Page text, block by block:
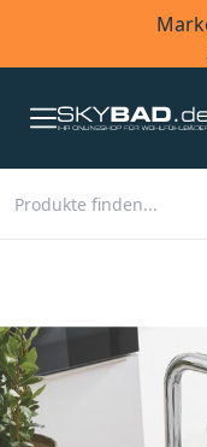
Bildergalerie
springen